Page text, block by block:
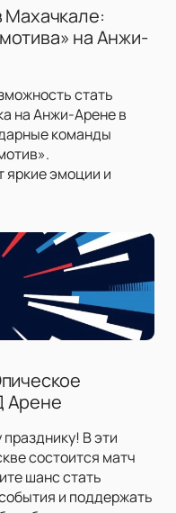
Махачкале:
на Анжи-
стать
на Анжи-Арене в
команды
эмоции и
Арене
В эти
состоится матч
шанс стать
и поддержать